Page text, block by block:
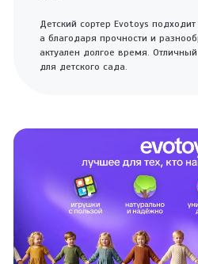
Детский сортер Evotoys
а благодаря прочности и
актуален долгое время.
для детского сада.